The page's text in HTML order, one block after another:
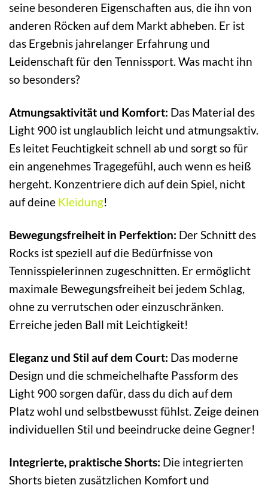
seine besonderen Eigenschaften aus, die ihn von
anderen Röcken auf dem Markt abheben. Er ist
das Ergebnis jahrelanger Erfahrung und
Leidenschaft für den Tennissport. Was macht ihn
so besonders?
Atmungsaktivität und Komfort: Das Material des
Light 900 ist unglaublich leicht und atmungsaktiv.
Es leitet Feuchtigkeit schnell ab und sorgt so für
ein angenehmes Tragegefühl, auch wenn es heiß
hergeht. Konzentriere dich auf dein Spiel, nicht
auf deine Kleidung!
Bewegungsfreiheit in Perfektion: Der Schnitt des
Rocks ist speziell auf die Bedürfnisse von
Tennisspielerinnen zugeschnitten. Er ermöglicht
maximale Bewegungsfreiheit bei jedem Schlag,
ohne zu verrutschen oder einzuschränken.
Erreiche jeden Ball mit Leichtigkeit!
Eleganz und Stil auf dem Court: Das moderne
Design und die schmeichelhafte Passform des
Light 900 sorgen dafür, dass du dich auf dem
Platz wohl und selbstbewusst fühlst. Zeige deinen
individuellen Stil und beeindrucke deine Gegner!
Integrierte, praktische Shorts: Die integrierten
Shorts bieten zusätzlichen Komfort und